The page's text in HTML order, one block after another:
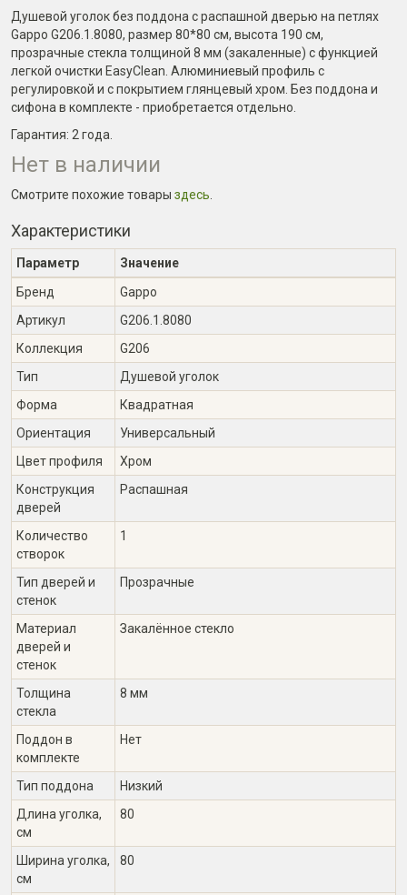
Душевой уголок без поддона с распашной дверью на петлях
Gappo G206.1.8080, размер 80*80 см, высота 190 см,
прозрачные стекла толщиной 8 мм (закаленные) с функцией
легкой очистки EasyClean. Алюминиевый профиль с
регулировкой и с покрытием глянцевый хром. Без поддона и
сифона в комплекте - приобретается отдельно.
Гарантия: 2 года
Нет в наличии
Смотрите похожие товары здесь
Характеристики
Параметр
Значение
Бренд
Gappo
Артикул
G206.1.8080
Коллекция
G206
Тип
Душевой уголок
Форма
Квадратная
Ориентация
Универсальный
Цвет профиля
Хром
Конструкция
дверей
Распашная
Количество
створок
1
Тип дверей и
стенок
Прозрачные
Материал
дверей и
стенок
Закалённое стекло
Толщина
стекла
8 мм
Поддон в
комплекте
Нет
Тип поддона
Низкий
Длина уголка,
см
80
Ширина уголка,
см
80